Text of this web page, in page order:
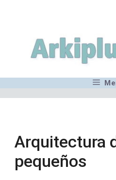
contenido
Arquitectura
pequeños